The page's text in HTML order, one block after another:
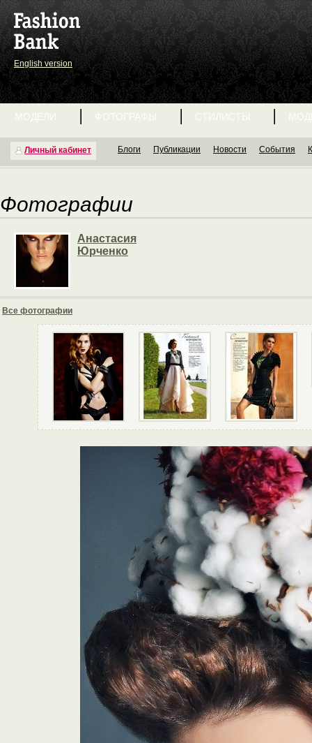
English version
Личный кабинет
МОДЕЛИ ФОТОГРАФЫ СТИЛИСТЫ
Блоги Публикации Новости События
Фотографии
Анастасия
Юрченко
Все фотографии